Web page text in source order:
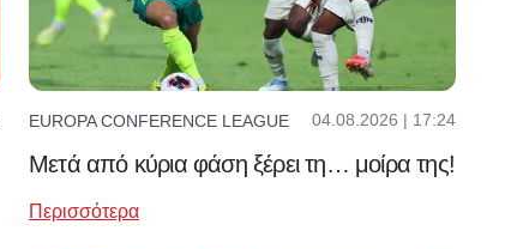
EUROPA CONFERENCE LEAGUE 04.08.2026 | 17:24
Μετά από κύρια φάση ξέρει τη… μοίρα της!
Περισσότερα